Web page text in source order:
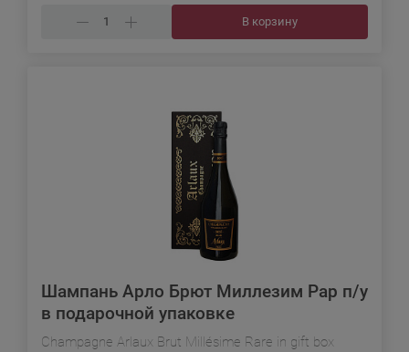
В корзину
Шампань Арло Брют Миллезим Рар п/у
в подарочной упаковке
Champagne Arlaux Brut Millésime Rare in gift box